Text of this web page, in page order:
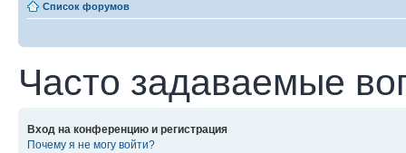
Список форумов
Часто задаваемые
Вход на конференцию и регистрация
Почему я не могу войти?